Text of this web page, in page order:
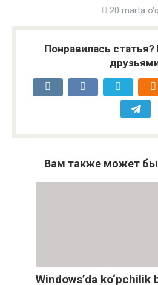
20 marta
Понравилась
Вам также может
Windows’da ko‘pchilik